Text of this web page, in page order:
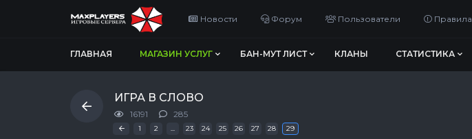
Новости Форум Пользователи Правила
ГЛАВНАЯ МАГАЗИН УСЛУГ БАН-МУТ ЛИСТ КЛАНЫ СТАТИСТИКА
ИГРА В СЛОВО
16191 285
« Первая
1 2 ... 23 24 25 26 27 28 29